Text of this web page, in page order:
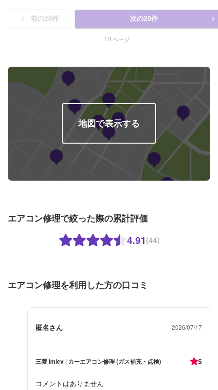
前の20件 次の20件
1/1ページ
地図で表示する
エアコン修理で絞った際の累計評価
4.91(44)
エアコン修理を利用した方の口コミ
匿名さん 2026/07/17
三菱 imiev | カーエアコン修理 (ガス補充・点検) 5
コメントはありません